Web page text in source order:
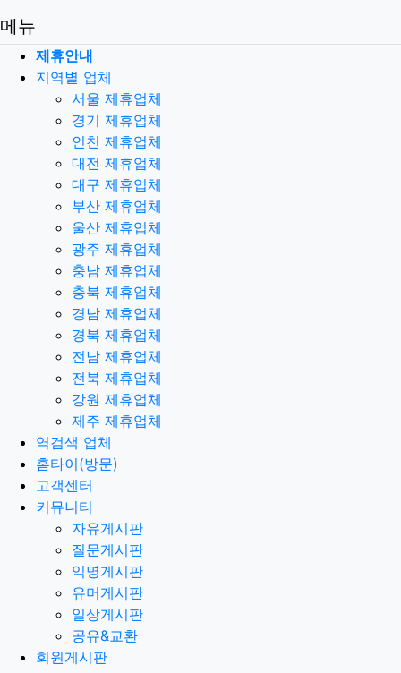
메뉴
제휴안내
지역별 업체
서울 제휴업체
경기 제휴업체
인천 제휴업체
대전 제휴업체
대구 제휴업체
부산 제휴업체
울산 제휴업체
광주 제휴업체
충남 제휴업체
충북 제휴업체
경남 제휴업체
경북 제휴업체
전남 제휴업체
전북 제휴업체
강원 제휴업체
제주 제휴업체
역검색 업체
홈타이(방문)
고객센터
커뮤니티
자유게시판
질문게시판
익명게시판
유머게시판
일상게시판
공유&교환
회원게시판